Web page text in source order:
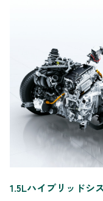
1.5Lハイブリッドシ